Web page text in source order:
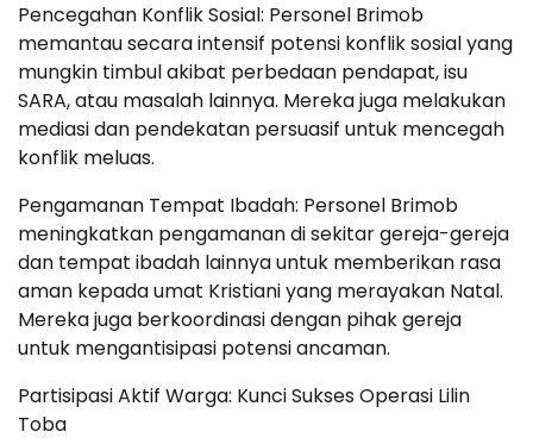
Pencegahan Konflik Sosial: Personel Brimob
memantau secara intensif potensi konflik sosial yang
mungkin timbul akibat perbedaan pendapat, isu
SARA, atau masalah lainnya. Mereka juga melakukan
mediasi dan pendekatan persuasif untuk mencegah
konflik meluas.
Pengamanan Tempat Ibadah: Personel Brimob
meningkatkan pengamanan di sekitar gereja-gereja
dan tempat ibadah lainnya untuk memberikan rasa
aman kepada umat Kristiani yang merayakan Natal.
Mereka juga berkoordinasi dengan pihak gereja
untuk mengantisipasi potensi ancaman.
Partisipasi Aktif Warga: Kunci Sukses Operasi Lilin
Toba